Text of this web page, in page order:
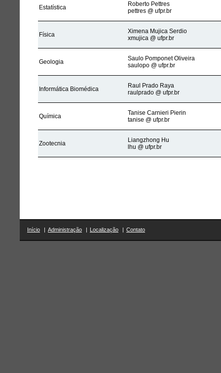
Estatística
Roberto Pettres
pettres @ ufpr.br
Física
Ximena Mujica Serdio
xmujica @ ufpr.br
Geologia
Saulo Pomponet Oliveira
saulopo @ ufpr.br
Informática Biomédica
Raul Prado Raya
raulprado @ ufpr.br
Química
Tanise Carnieri Pierin
tanise @ ufpr.br
Zootecnia
Liangzhong Hu
lhu @ ufpr.br
Início | Administração | Localização | Contato